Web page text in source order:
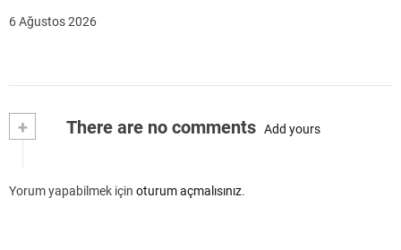
6 Ağustos 2026
+ There are no comments Add yours
Yorum yapabilmek için oturum açmalısınız.